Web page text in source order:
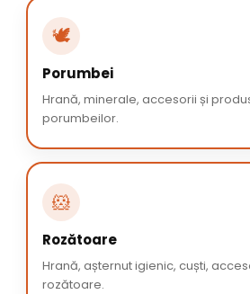
🕊️
Porumbei
Hrană, minerale, accesorii și
porumbeilor.
🐹
Rozătoare
Hrană, așternut igienic, cuști,
rozătoare.